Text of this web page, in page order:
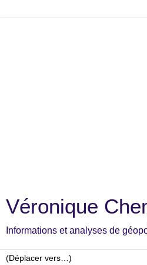
Véronique
Informations et analyses de